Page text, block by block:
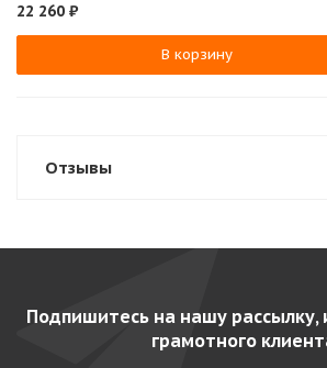
22 260 ₽
В корзину
Отзывы
Подпишитесь на нашу рассылку,
грамотного